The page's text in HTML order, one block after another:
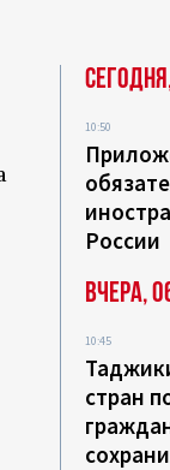
10:50
России
Вчера,
10:45
стран